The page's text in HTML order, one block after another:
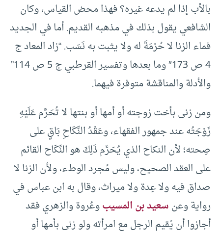
بالأب إذا لم يدعه غيره؟ فهذا محض القياس، وكان
الشافعي يقول بذلك في مذهبه القديم. أما في الجديد
فماء الزنا لا حُرْمَةَ له ولا يثبت به نَسَب. “زاد المعاد ج
4 ص 173″ وما بعدها وتفسير القرطبي ج 5 ص 114”
والأدلة والمناقشة متوفرة فيهما.
ومن زنى بأخت زوجته أو أمها أو بنتها لا تُحَرَّم عَلَيْهِ
زَوْجَتُه عند جمهور الفقهاء، وعَقْدُ النِّكَاحِ بَاقٍ على
صِحته؛ لأن النكاح الذي يُحَرِّم ذَلِكَ هو النِّكَاح القائم
على العقد الصحيح، وليس مُجرد الوطء، ولأن الزنا لا
صداق فيه ولا عِدة ولا ميراث، وقال به ابن عباس في
رواية وعنسعيد بن المسيبوعُروة والزهري فقد
أجازوا أن يُقيم الرجل مع امرأته ولو زنى بأمها أو